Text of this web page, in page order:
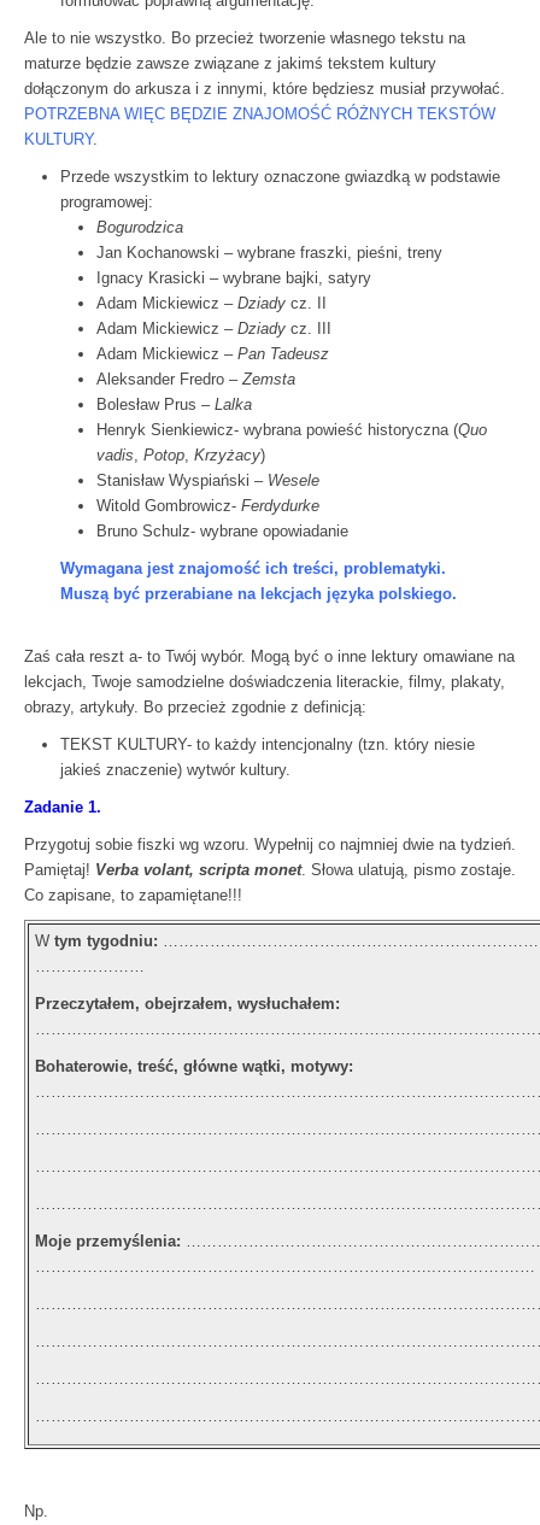
Ale to nie wszystko. Bo przecież tworzenie własnego tekstu na
maturze będzie zawsze związane z jakimś tekstem kultury
dołączonym do arkusza i z innymi, które będziesz musiał przywołać.
POTRZEBNA WIĘC BĘDZIE ZNAJOMOŚĆ RÓŻNYCH TEKSTÓW
KULTURY.
Przede wszystkim to lektury oznaczone gwiazdką w podstawie
programowej:
Bogurodzica
Jan Kochanowski – wybrane fraszki, pieśni, treny
Ignacy Krasicki – wybrane bajki, satyry
Adam Mickiewicz – Dziady cz. II
Adam Mickiewicz – Dziady cz. III
Adam Mickiewicz – Pan Tadeusz
Aleksander Fredro –Zemsta
Bolesław Prus – Lalka
Henryk Sienkiewicz- wybrana powieść historyczna (Quo
vadis, Potop, Krzyżacy)
Stanisław Wyspiański – Wesele
Witold Gombrowicz- Ferdydurke
Bruno Schulz- wybrane opowiadanie
Wymagana jest znajomość ich treści, problematyki.
Muszą być przerabiane na lekcjach języka polskiego.
Zaś cała reszt a- to Twój wybór. Mogą być o inne lektury omawiane na
lekcjach, Twoje samodzielne doświadczenia literackie, filmy, plakaty,
obrazy, artykuły. Bo przecież zgodnie z definicją:
TEKST KULTURY- to każdy intencjonalny (tzn. który niesie
jakieś znaczenie) wytwór kultury.
Zadanie 1.
Przygotuj sobie fiszki wg wzoru. Wypełnij co najmniej dwie na tydzień.
Pamiętaj! Verba volant, scripta monet. Słowa ulatują, pismo zostaje.
Co zapisane, to zapamiętane!!!
W tym tygodniu:
…………………
Przeczytałem, obejrzałem, wysłuchałem:
Bohaterowie, treść, główne wątki, motywy:
Moje przemyślenia:
…………………………………………………………………..…………….…
Np.